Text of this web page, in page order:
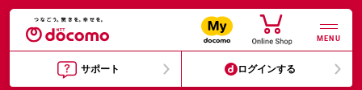
MENU
サポート ログインする